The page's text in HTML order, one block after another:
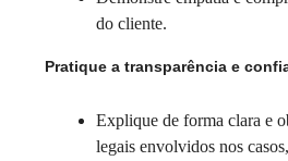
do cliente.
Pratique a transparência e
Explique de forma clara e
legais envolvidos nos